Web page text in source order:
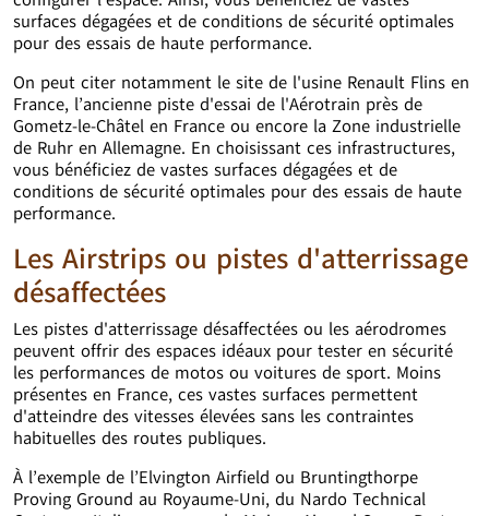
surfaces dégagées et de conditions de sécurité optimales
pour des essais de haute performance.
On peut citer notamment le site de l'usine Renault Flins en
France, l’ancienne piste d'essai de l'Aérotrain près de
Gometz-le-Châtel en France ou encore la Zone industrielle
de Ruhr en Allemagne. En choisissant ces infrastructures,
vous bénéficiez de vastes surfaces dégagées et de
conditions de sécurité optimales pour des essais de haute
performance.
Les Airstrips ou pistes d'atterrissage
désaffectées
Les pistes d'atterrissage désaffectées ou les aérodromes
peuvent offrir des espaces idéaux pour tester en sécurité
les performances de motos ou voitures de sport. Moins
présentes en France, ces vastes surfaces permettent
d'atteindre des vitesses élevées sans les contraintes
habituelles des routes publiques.
À l’exemple de l’Elvington Airfield ou Bruntingthorpe
Proving Ground au Royaume-Uni, du Nardo Technical